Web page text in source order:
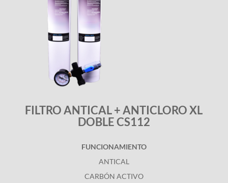
FILTRO ANTICAL + ANTICLORO XL
DOBLE CS112
FUNCIONAMIENTO
ANTICAL
CARBÓN ACTIVO